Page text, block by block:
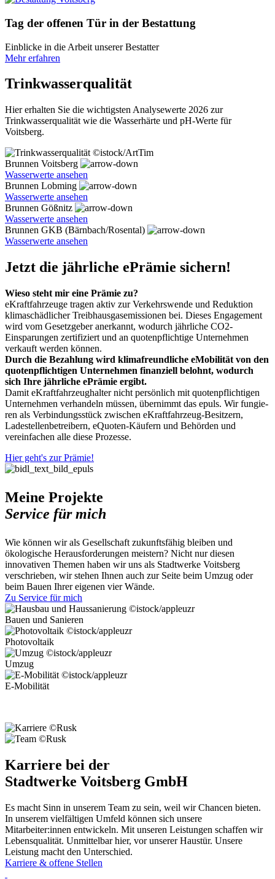
Tag der offenen Tür in der Bestattung
Einblicke in die Arbeit unserer Bestatter
Mehr erfahren
Trinkwasserqualität
Hier erhalten Sie die wichtigsten Analysewerte 2026 zur
Trinkwasserqualität wie die Wasserhärte und pH-Werte für
Voitsberg.
©istock/ArtTim
Brunnen Voitsberg
Wasserwerte ansehen
Brunnen Lobming
Wasserwerte ansehen
Brunnen Gößnitz
Wasserwerte ansehen
Brunnen GKB (Bärnbach/Rosental)
Wasserwerte ansehen
Jetzt die jährliche ePrämie sichern!
Wieso steht mir eine Prämie zu?
eKraftfahrzeuge tragen aktiv zur Verkehrswende und Reduktion
klimaschädlicher Treibhausgasemissionen bei. Dieses Engagement
wird vom Gesetzgeber anerkannt, wodurch jährliche CO2-
Einsparungen zertifiziert und an quotenpflichtige Unternehmen
verkauft werden können.
Durch die Bezahlung wird klimafreundliche eMobilität von den
quotenpflichtigen Unternehmen finanziell belohnt, wodurch
sich Ihre jährliche ePrämie ergibt.
Damit eKraftfahrzeughalter nicht persönlich mit quotenpflichtigen
Unternehmen verhandeln müssen, übernimmt das epuls. Wir fungie-
ren als Verbindungsstück zwischen eKraftfahrzeug-Besitzern,
Ladestellenbetreibern, eQuoten-Käufern und Behörden und
vereinfachen alle diese Prozesse.
Hier geht's zur Prämie!
Meine Projekte
Service für mich
Wie können wir als Gesellschaft zukunftsfähig bleiben und
ökologische Herausforderungen meistern? Nicht nur diesen
innovativen Themen haben wir uns als Stadtwerke Voitsberg
verschrieben, wir stehen Ihnen auch zur Seite beim Umzug oder
beim Bauen Ihrer eigenen vier Wände.
Zu Service für mich
©istock/appleuzr
Bauen und Sanieren
©istock/appleuzr
Photovoltaik
©istock/appleuzr
Umzug
©istock/appleuzr
E-Mobilität
©Rusk
©Rusk
Karriere bei der
Stadtwerke Voitsberg GmbH
Es macht Sinn in unserem Team zu sein, weil wir Chancen bieten.
In unserem vielfältigen Umfeld können sich unsere
Mitarbeiter:innen entwickeln. Mit unseren Leistungen schaffen wir
Lebensqualität. Unmittelbar hier, vor unserer Haustür. Unsere
Leistung macht den Unterschied.
Karriere & offene Stellen